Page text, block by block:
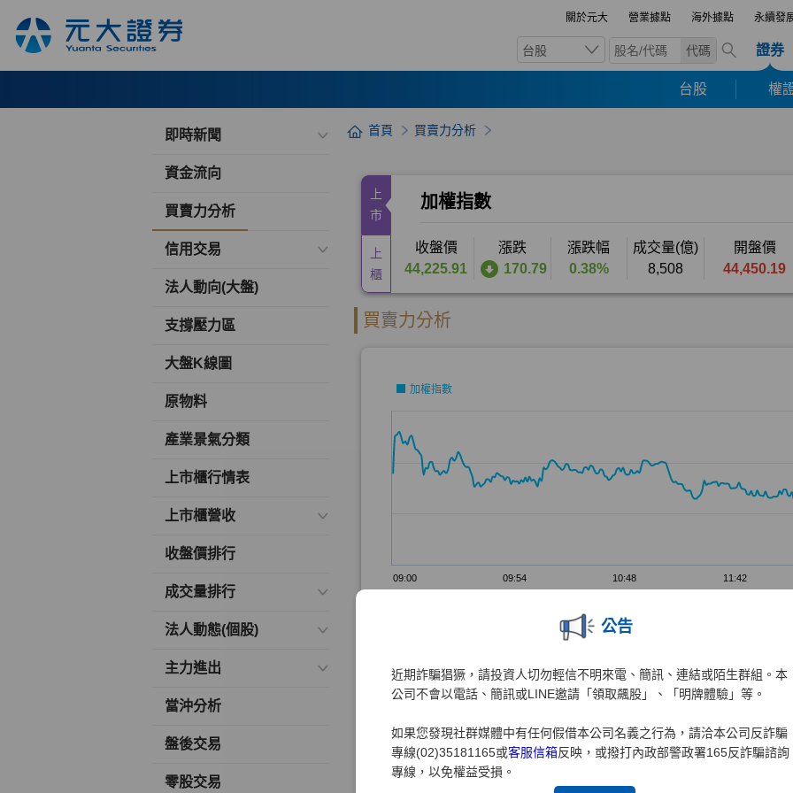
關於元大 營業據點 海外據點 永續發
台股 代碼 證券
台股 權
公告
近期詐騙猖獗，請投資人切勿輕信不明來電、簡訊、連結或陌生群組。本
公司不會以電話、簡訊或LINE邀請「領取飆股」、「明牌體驗」等。
如果您發現社群媒體中有任何假借本公司名義之行為，請洽本公司反詐騙
專線(02)35181165或客服信箱反映，或撥打內政部警政署165反詐騙諮詢
專線，以免權益受損。
即時新聞
資金流向
買賣力分析
信用交易
法人動向(大盤)
支撐壓力區
大盤K線圖
原物料
產業景氣分類
上市櫃行情表
上市櫃營收
收盤價排行
成交量排行
法人動態(個股)
主力進出
當沖分析
盤後交易
零股交易
首頁 買賣力分析